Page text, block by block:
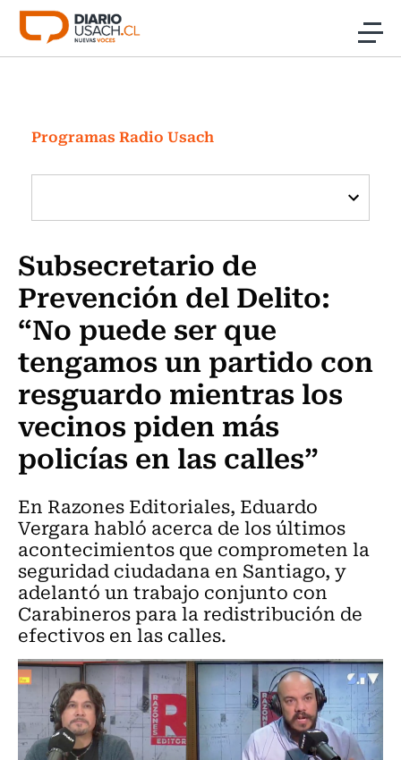
Click acá para ir directamente al contenido
Investigación
Cultura
Programas Radio y TV Usach
Programas Radio Usach
Subsecretario de
Prevención del Delito:
“No puede ser que
tengamos un partido con
resguardo mientras los
vecinos piden más
policías en las calles”
En Razones Editoriales, Eduardo
Vergara habló acerca de los últimos
acontecimientos que comprometen la
seguridad ciudadana en Santiago, y
adelantó un trabajo conjunto con
Carabineros para la redistribución de
efectivos en las calles.